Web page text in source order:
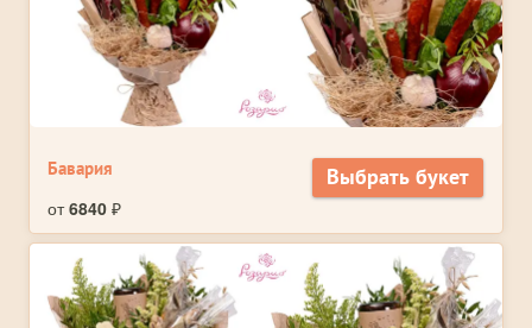
Бавария
от6840 ₽
Выбрать букет